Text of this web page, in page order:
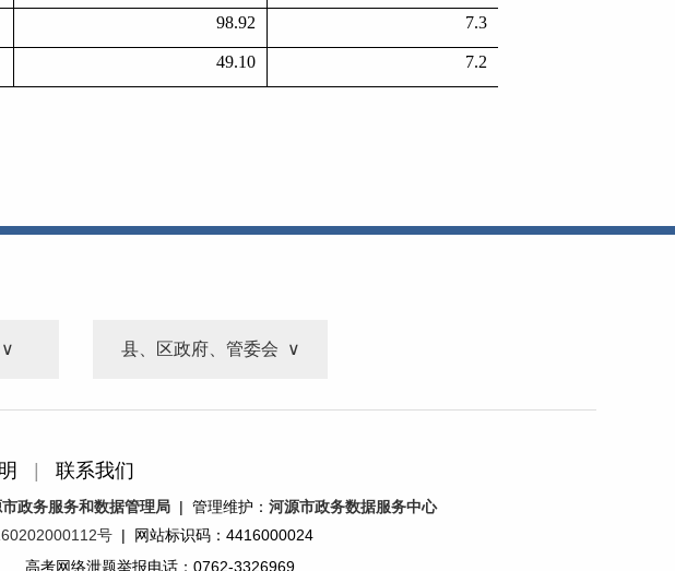
98.92 7.3
49.10 7.2
县、区政府、管委会
| 联系我们
政务服务和数据管理局 | 管理维护： 河源市政务数据服务中心
号 | 网站标识码：4416000024
高考网络泄题举报电话：0762-3326969